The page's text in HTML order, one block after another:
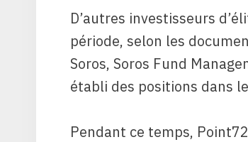
D’autres investisseurs
période, selon les
Soros, Soros Fund
établi des positions dans
Pendant ce temps,